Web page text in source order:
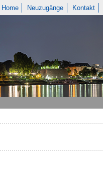
Home Neuzugänge Kontakt